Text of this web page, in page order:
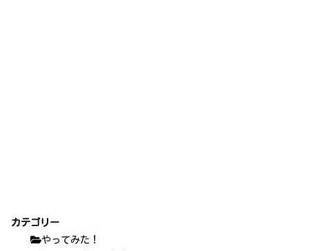
カテゴリー
やってみた！